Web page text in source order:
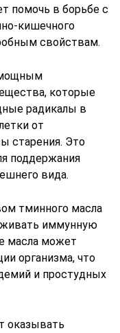
помочь в борьбе с
кишечного
свойствам.
мощным
которые
радикалы в
от
старения. Это
поддержания
вида.
тминного масла
иммунную
масла может
организма, что
и простудных
оказывать